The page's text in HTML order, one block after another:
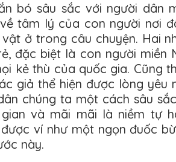
bó sâu sắc với người dân
tâm lý của con người nơi
ở trong câu chuyện. Hai
đặc biệt là con người miền
kẻ thù của quốc gia. Cũng
giả thể hiện được lòng yêu
chúng ta một cách sâu
và mãi mãi là niềm tự
ví như một ngọn đuốc
này.